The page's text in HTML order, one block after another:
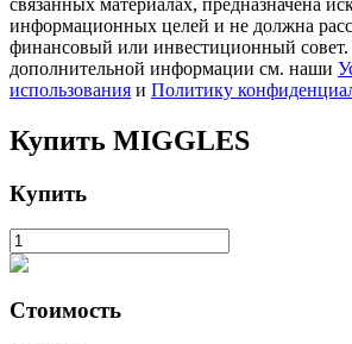
Блокировки BTR
информационных целей и не должна
финансовый или инвестиционный
дополнительной информации см. наши
использования и Политику
Купить MIGGLES
Купить
Стоимость